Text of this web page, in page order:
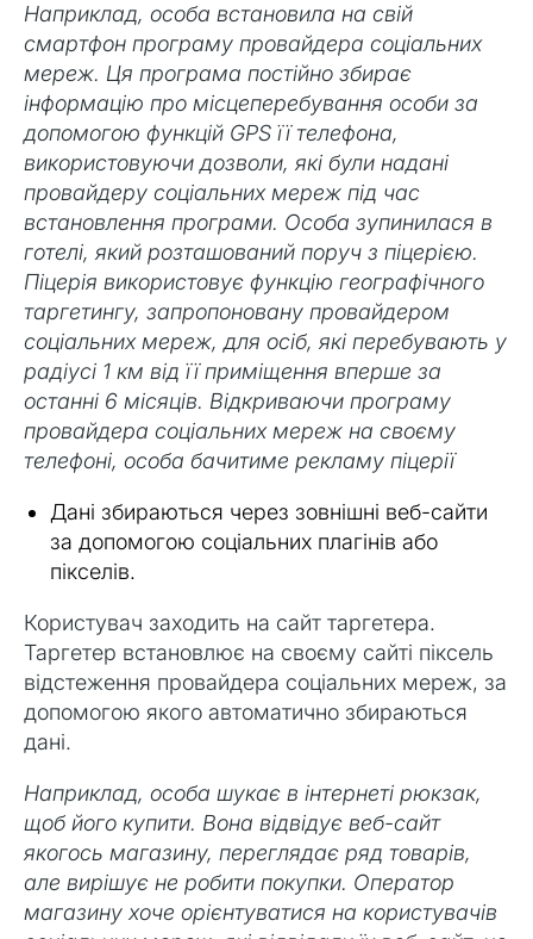
Наприклад, особа встановила на свій
смартфон програму провайдера соціальних
мереж. Ця програма постійно збирає
інформацію про місцеперебування особи за
допомогою функцій GPS її телефона,
використовуючи дозволи, які були надані
провайдеру соціальних мереж під час
встановлення програми. Особа зупинилася в
готелі, який розташований поруч з піцерією.
Піцерія використовує функцію географічного
таргетингу, запропоновану провайдером
соціальних мереж, для осіб, які перебувають у
радіусі 1 км від її приміщення вперше за
останні 6 місяців. Відкриваючи програму
провайдера соціальних мереж на своєму
телефоні, особа бачитиме рекламу піцерії
Дані збираються через зовнішні веб-сайти
за допомогою соціальних плагінів або
пікселів.
Користувач заходить на сайт таргетера.
Таргетер встановлює на своєму сайті піксель
відстеження провайдера соціальних мереж, за
допомогою якого автоматично збираються
дані.
Наприклад, особа шукає в інтернеті рюкзак,
щоб його купити. Вона відвідує веб-сайт
якогось магазину, переглядає ряд товарів,
але вирішує не робити покупки. Оператор
магазину хоче орієнтуватися на користувачів